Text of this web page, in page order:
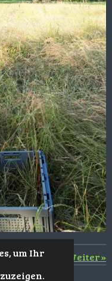
um Ihr
Weiter»